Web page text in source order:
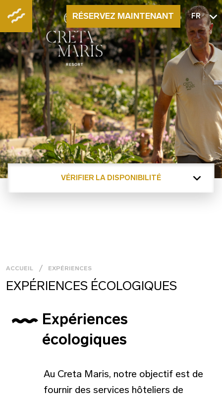
RÉSERVEZ MAINTENANT FR
VÉRIFIER LA DISPONIBILITÉ
ACCUEIL EXPÉRIENCES
EXPÉRIENCES ÉCOLOGIQUES
Expériences
écologiques
Au Creta Maris, notre objectif est de
fournir des services hôteliers de